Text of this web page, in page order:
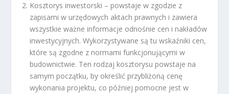
Kosztorys inwestorski – powstaje w zgodzie z
zapisami w urzędowych aktach prawnych i zawiera
wszystkie ważne informacje odnośnie cen i nakładów
inwestycyjnych. Wykorzystywane są tu wskaźniki cen,
które są zgodne z normami funkcjonującymi w
budownictwie. Ten rodzaj kosztorysu powstaje na
samym początku, by określić przybliżoną cenę
wykonania projektu, co później pomocne jest w